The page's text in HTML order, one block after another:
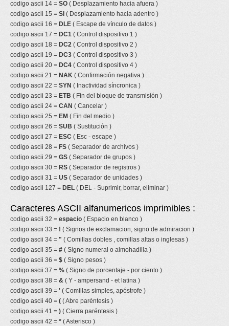
codigo ascii 14 = SO ( Desplazamiento hacia afuera )
codigo ascii 15 = SI ( Desplazamiento hacia adentro )
codigo ascii 16 = DLE ( Escape de vínculo de datos )
codigo ascii 17 = DC1 ( Control dispositivo 1 )
codigo ascii 18 = DC2 ( Control dispositivo 2 )
codigo ascii 19 = DC3 ( Control dispositivo 3 )
codigo ascii 20 = DC4 ( Control dispositivo 4 )
codigo ascii 21 = NAK ( Confirmación negativa )
codigo ascii 22 = SYN ( Inactividad síncronica )
codigo ascii 23 = ETB ( Fin del bloque de transmisión )
codigo ascii 24 = CAN ( Cancelar )
codigo ascii 25 = EM ( Fin del medio )
codigo ascii 26 = SUB ( Sustitución )
codigo ascii 27 = ESC ( Esc - escape )
codigo ascii 28 = FS ( Separador de archivos )
codigo ascii 29 = GS ( Separador de grupos )
codigo ascii 30 = RS ( Separador de registros )
codigo ascii 31 = US ( Separador de unidades )
codigo ascii 127 = DEL ( DEL - Suprimir, borrar, eliminar )
Caracteres ASCII alfanumericos imprimibles :
codigo ascii 32 = espacio ( Espacio en blanco )
codigo ascii 33 = ! ( Signos de exclamacion, signo de admiracion )
codigo ascii 34 = " ( Comillas dobles , comillas altas o inglesas )
codigo ascii 35 = # ( Signo numeral o almohadilla )
codigo ascii 36 = $ ( Signo pesos )
codigo ascii 37 = % ( Signo de porcentaje - por ciento )
codigo ascii 38 = & ( Y - ampersand - et latina )
codigo ascii 39 = ' ( Comillas simples, apóstrofe )
codigo ascii 40 = ( ( Abre paréntesis )
codigo ascii 41 = ) ( Cierra paréntesis )
codigo ascii 42 = * ( Asterisco )